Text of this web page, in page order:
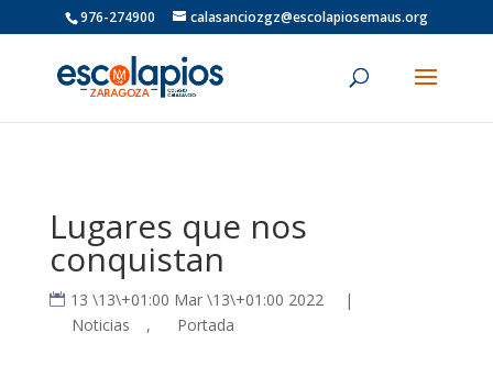
976-274900 calasanciozgz@escolapiosemaus.org
Lugares que nos
conquistan
13 \13\+01:00 Mar \13\+01:00 2022
|
Noticias
, Portada